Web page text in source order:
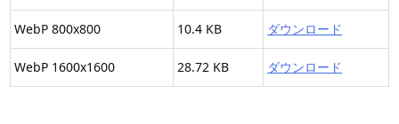
WebP 800x800 10.4 KB ダウンロード
WebP 1600x1600 28.72 KB ダウンロード